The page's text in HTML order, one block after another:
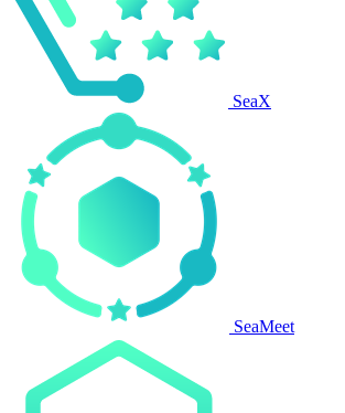
SeaX
SeaMeet